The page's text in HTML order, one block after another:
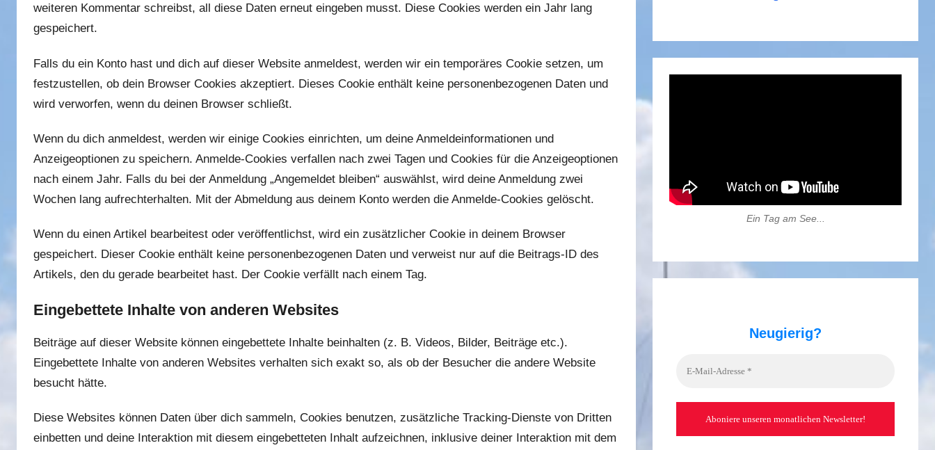
weiteren Kommentar schreibst, all diese Daten erneut eingeben musst. Diese Cookies werden ein Jahr lang
gespeichert.
Falls du ein Konto hast und dich auf dieser Website anmeldest, werden wir ein temporäres Cookie setzen, um
festzustellen, ob dein Browser Cookies akzeptiert. Dieses Cookie enthält keine personenbezogenen Daten und
wird verworfen, wenn du deinen Browser schließt.
Wenn du dich anmeldest, werden wir einige Cookies einrichten, um deine Anmeldeinformationen und
Anzeigeoptionen zu speichern. Anmelde-Cookies verfallen nach zwei Tagen und Cookies für die Anzeigeoptionen
nach einem Jahr. Falls du bei der Anmeldung „Angemeldet bleiben“ auswählst, wird deine Anmeldung zwei
Wochen lang aufrechterhalten. Mit der Abmeldung aus deinem Konto werden die Anmelde-Cookies gelöscht.
Wenn du einen Artikel bearbeitest oder veröffentlichst, wird ein zusätzlicher Cookie in deinem Browser
gespeichert. Dieser Cookie enthält keine personenbezogenen Daten und verweist nur auf die Beitrags-ID des
Artikels, den du gerade bearbeitet hast. Der Cookie verfällt nach einem Tag.
Eingebettete Inhalte von anderen Websites
Beiträge auf dieser Website können eingebettete Inhalte beinhalten (z. B. Videos, Bilder, Beiträge etc.).
Eingebettete Inhalte von anderen Websites verhalten sich exakt so, als ob der Besucher die andere Website
besucht hätte.
Diese Websites können Daten über dich sammeln, Cookies benutzen, zusätzliche Tracking-Dienste von Dritten
einbetten und deine Interaktion mit diesem eingebetteten Inhalt aufzeichnen, inklusive deiner Interaktion mit dem
Ein Tag am See...
Neugierig?